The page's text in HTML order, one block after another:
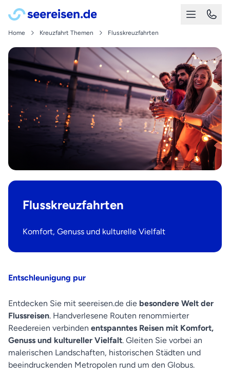
Home Kreuzfahrt Themen Flusskreuzfahrten
Flusskreuzfahrten
Komfort, Genuss und kulturelle Vielfalt
Entschleunigung pur
Entdecken Sie mit seereisen.de die besondere Welt der
Flussreisen. Handverlesene Routen renommierter
Reedereien verbinden entspanntes Reisen mit Komfort,
Genuss und kultureller Vielfalt. Gleiten Sie vorbei an
malerischen Landschaften, historischen Städten und
beeindruckenden Metropolen rund um den Globus.